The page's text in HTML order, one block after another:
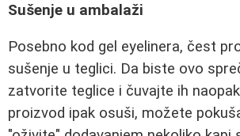
Sušenje u ambalaži
Posebno kod gel eyelinera, čest
sušenje u teglici. Da biste ovo
zatvorite teglice i čuvajte ih
proizvod ipak osuši, možete